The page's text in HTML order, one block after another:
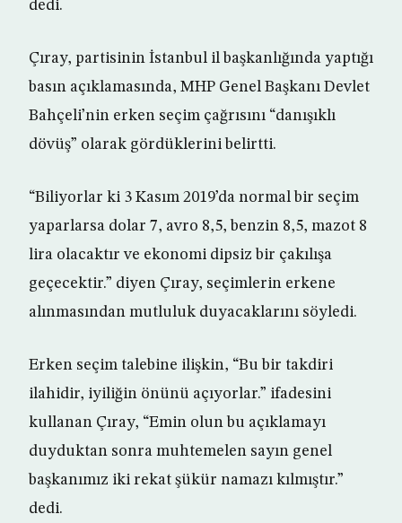
dedi.
Çıray, partisinin İstanbul il başkanlığında yaptığı
basın açıklamasında, MHP Genel Başkanı Devlet
Bahçeli’nin erken seçim çağrısını “danışıklı
dövüş” olarak gördüklerini belirtti.
“Biliyorlar ki 3 Kasım 2019’da normal bir seçim
yaparlarsa dolar 7, avro 8,5, benzin 8,5, mazot 8
lira olacaktır ve ekonomi dipsiz bir çakılışa
geçecektir.” diyen Çıray, seçimlerin erkene
alınmasından mutluluk duyacaklarını söyledi.
Erken seçim talebine ilişkin, “Bu bir takdiri
ilahidir, iyiliğin önünü açıyorlar.” ifadesini
kullanan Çıray, “Emin olun bu açıklamayı
duyduktan sonra muhtemelen sayın genel
başkanımız iki rekat şükür namazı kılmıştır.”
dedi.